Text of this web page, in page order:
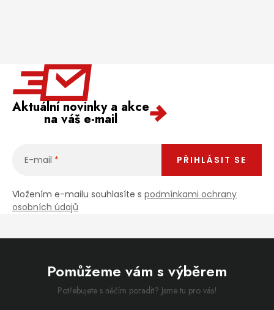
Aktuální novinky a akce
na váš e-mail
E-mail
Vložením e-mailu souhlasíte s podmínkami ochrany
osobních údajů
PŘIHLÁSIT SE
Pomůžeme vám s výběrem
Potřebujete s něčím poradit? Jsme tu pro vás!